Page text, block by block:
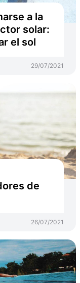
a la
solar:
el sol
29/07/2021
de
26/07/2021